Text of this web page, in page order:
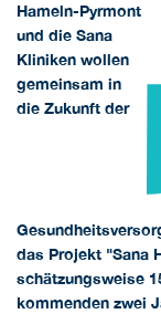
Hameln-Pyrmont
und die Sana
Kliniken wollen
gemeinsam in
die Zukunft der
das Projekt "Sana
schätzungsweise
kommenden zwei